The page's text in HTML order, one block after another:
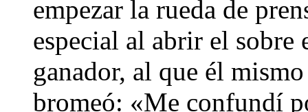
empezar la rueda de
especial al abrir el sobre
ganador, al que él
bromeó: «Me confundí